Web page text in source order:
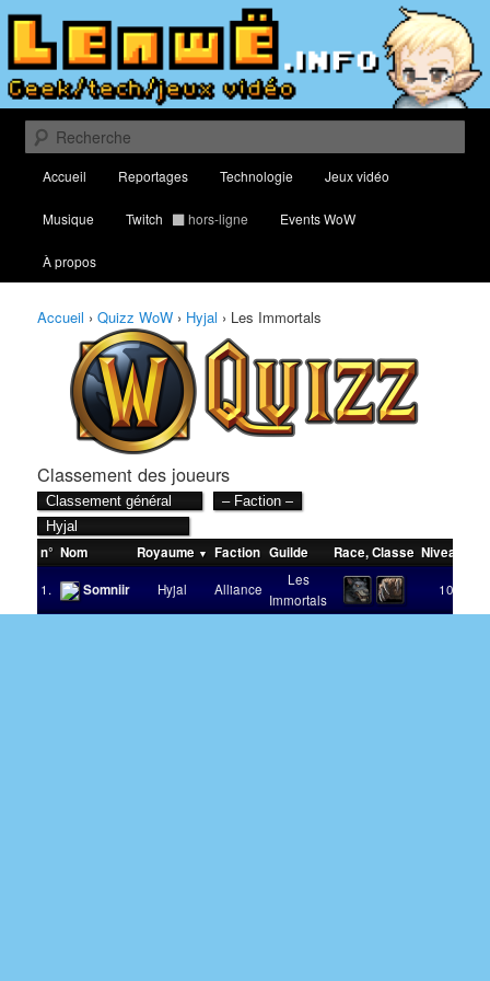
Aller
contenu
principal
Aller
contenu
secondaireLenwë – Culture geek, tech et jeux
vidéo
Classement des meilleurs joueurs au Quizz World of Warcraft
Recherche
principal
Accueil Reportages Technologie Jeux vidéo
Musique Twitch hors-ligne Events WoW
À propos
Accueil › Quizz WoW › Hyjal › Les Immortals
Classement des joueurs
n° Nom Royaume Faction Guilde Race,Classe Niveau
1. Somniir Hyjal Alliance
Les
Immortals
100